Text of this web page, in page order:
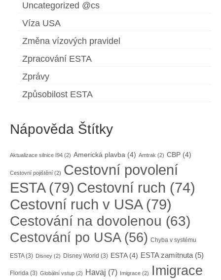
Uncategorized @cs
Víza USA
Změna vízových pravidel
Zpracování ESTA
Zprávy
Způsobilost ESTA
Nápověda Štítky
Aktualizace silnice I94 (2) Americká plavba (4) Amtrak (2) CBP (4)
Cestovní pojištění (2) Cestovní povolení
ESTA(79) Cestovní ruch (74)
Cestovní ruch v USA(79)
Cestování na dovolenou (63)
Cestování po USA(56) Chyba v systému
ESTA(3) Disney (2) Disney World (3) ESTA(4) ESTA zamítnuta(5)
Florida (3) Globální vstup (2) Havaj (7) Imigrace (2)
Imigrace